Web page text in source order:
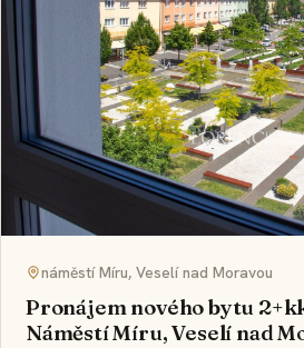
náměstí Míru, Veselí nad Moravou
Pronájem nového bytu
Náměstí Míru, Veselí nad